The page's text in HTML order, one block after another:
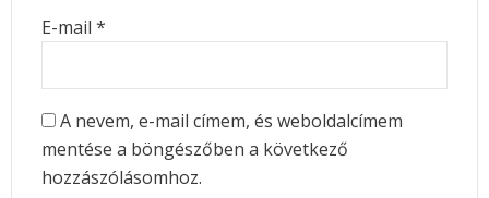
E-mail *
A nevem, e-mail címem, és weboldalcímem
mentése a böngészőben a következő
hozzászólásomhoz.